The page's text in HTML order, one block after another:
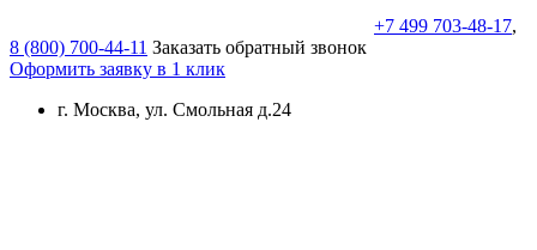
+7 499 703-48-17,
8 (800) 700-44-11 Заказать обратный звонок
Оформить заявку в 1 клик
г. Москва, ул. Смольная д.24